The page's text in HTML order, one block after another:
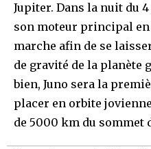
Jupiter. Dans la nuit du
son moteur principal en
marche afin de se
de gravité de la planète
bien, Juno sera la
placer en orbite
de 5000 km du sommet